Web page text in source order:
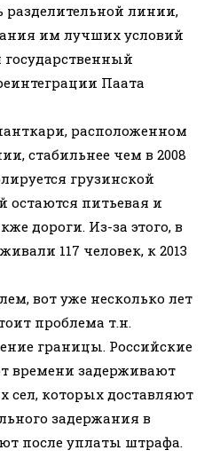
разделительной линии,
им лучших условий
Паата
расположенном
стабильнее чем в 2008
грузинской
остаются питьевая и
дороги. Из-за этого, в
117 человек, к 2013
вот уже несколько лет
проблема т.н.
границы. Российские
времени задерживают
которых доставляют
задержания в
после уплаты штрафа.